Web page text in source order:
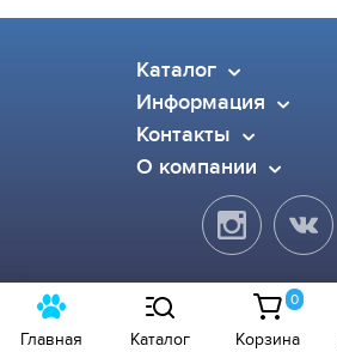
Каталог
Информация
Контакты
О компании
© 2015-2026 Pet Dog. Все
Главная Каталог
0
Корзина